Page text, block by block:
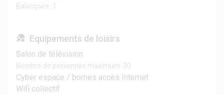
Balançoire: 1
Equipements de loisirs
Salon de télévision
Nombre de personnes maximum: 30
Cyber espace / bornes accès Internet
Wifi collectif